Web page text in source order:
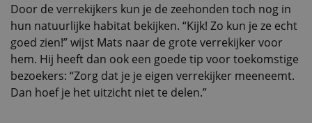
Door de verrekijkers kun je de zeehonden toch nog in
hun natuurlijke habitat bekijken. “Kijk! Zo kun je ze echt
goed zien!” wijst Mats naar de grote verrekijker voor
hem. Hij heeft dan ook een goede tip voor toekomstige
bezoekers: “Zorg dat je je eigen verrekijker meeneemt.
Dan hoef je het uitzicht niet te delen.”